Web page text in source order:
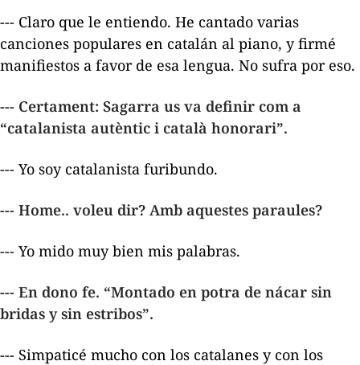
--- Claro que le entiendo. He cantado varias
canciones populares en catalán al piano, y firmé
manifiestos a favor de esa lengua. No sufra por eso.
--- Certament: Sagarra us va definir com a
“catalanista autèntic i català honorari”.
--- Yo soy catalanista furibundo.
--- Home.. voleu dir? Amb aquestes paraules?
--- Yo mido muy bien mis palabras.
--- En dono fe. “Montado en potra de nácar sin
bridas y sin estribos”.
--- Simpaticé mucho con los catalanes y con los